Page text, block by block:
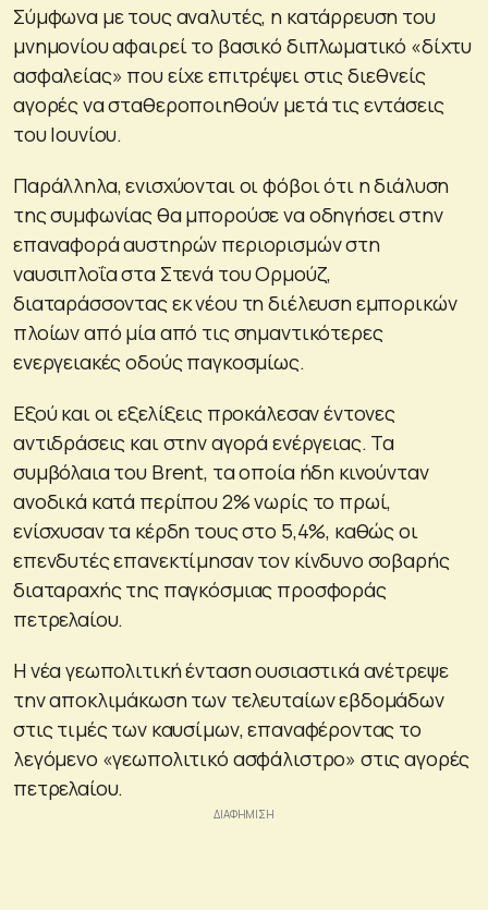
Σύμφωνα με τους αναλυτές, η κατάρρευση του
μνημονίου αφαιρεί το βασικό διπλωματικό «δίχτυ
ασφαλείας» που είχε επιτρέψει στις διεθνείς
αγορές να σταθεροποιηθούν μετά τις εντάσεις
του Ιουνίου.
Παράλληλα, ενισχύονται οι φόβοι ότι η διάλυση
της συμφωνίας θα μπορούσε να οδηγήσει στην
επαναφορά αυστηρών περιορισμών στη
ναυσιπλοΐα στα Στενά του Ορμούζ,
διαταράσσοντας εκ νέου τη διέλευση εμπορικών
πλοίων από μία από τις σημαντικότερες
ενεργειακές οδούς παγκοσμίως.
Εξού και οι εξελίξεις προκάλεσαν έντονες
αντιδράσεις και στην αγορά ενέργειας. Τα
συμβόλαια του Brent, τα οποία ήδη κινούνταν
ανοδικά κατά περίπου 2% νωρίς το πρωί,
ενίσχυσαν τα κέρδη τους στο 5,4%, καθώς οι
επενδυτές επανεκτίμησαν τον κίνδυνο σοβαρής
διαταραχής της παγκόσμιας προσφοράς
πετρελαίου.
Η νέα γεωπολιτική ένταση ουσιαστικά ανέτρεψε
την αποκλιμάκωση των τελευταίων εβδομάδων
στις τιμές των καυσίμων, επαναφέροντας το
λεγόμενο «γεωπολιτικό ασφάλιστρο» στις αγορές
πετρελαίου.